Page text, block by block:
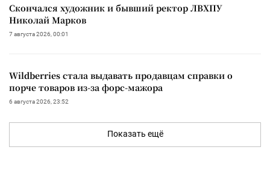
Скончался художник и бывший ректор ЛВХПУ
Николай Марков
7 августа 2026, 00:01
Wildberries стала выдавать продавцам справки о
порче товаров из-за форс-мажора
6 августа 2026, 23:52
Показать ещё